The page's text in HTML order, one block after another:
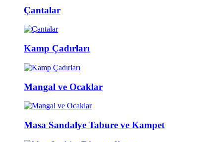
Çantalar
Kamp Çadırları
Mangal ve Ocaklar
Masa Sandalye Tabure ve Kampet